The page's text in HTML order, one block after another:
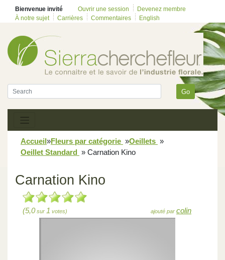
Bienvenue invité Ouvrir une session
Devenez membre
À notre sujet
Carrières Commentaires English
Go
Accueil»Fleurs par catégorie »Oeillets »
Oeillet Standard » Carnation Kino
Carnation Kino
(5,0sur 1 votes) ajouté par colin